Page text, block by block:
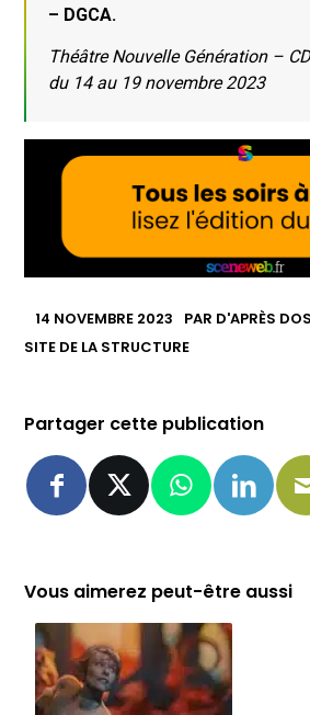
– DGCA.
Théâtre Nouvelle Génération –
du 14 au 19 novembre 2023
14 NOVEMBRE 2023 PAR D'APRÈS
SITE DE LA STRUCTURE
Partager cette publication
Vous aimerez peut-être aussi